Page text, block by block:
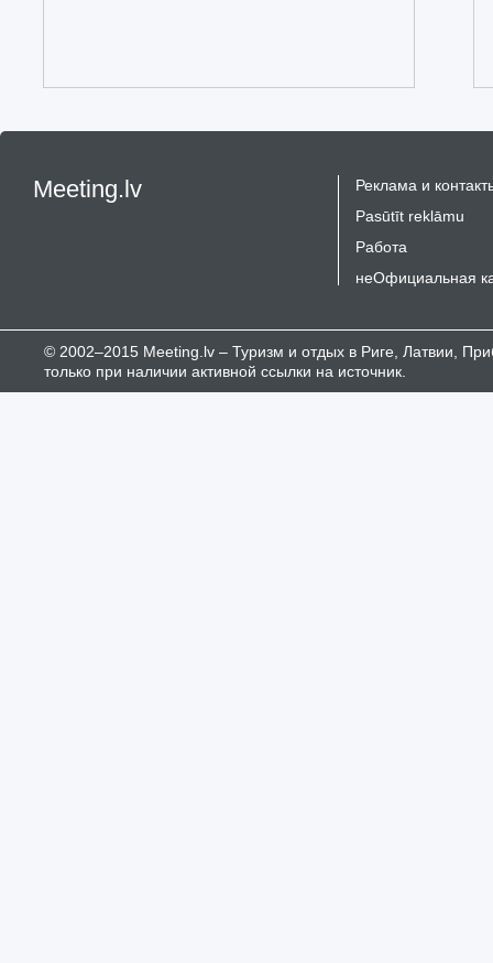
Meeting.lv
Реклама и
Pasūtīt reklāmu
Работа
неОфициальная
© 2002–2015 Meeting.lv – Туризм и отдых в Риге, Латвии,
только при наличии активной ссылки на источник.